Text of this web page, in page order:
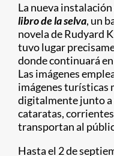
La nueva
libro de la selva, un
novela de Rudyard
tuvo lugar
donde continuará
Las imágenes
imágenes turísticas
digitalmente junto a
cataratas,
transportan al
Hasta el 2 de